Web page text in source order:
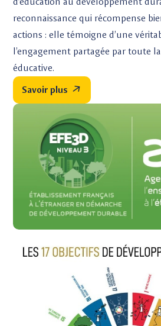
reconnaissance qui récompense
actions : elle témoigne d’une
l’engagement partagée par toute
éducative.
Savoir plus